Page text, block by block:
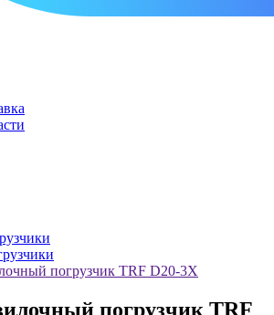
погрузчик TRF D20-3X
погрузчик TRF